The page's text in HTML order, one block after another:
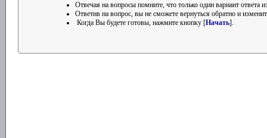
Отвечая на вопросы помните, что только один вариант ответа
Ответив на вопрос, вы не сможете вернуться обратно и
Когда Вы будете готовы, нажмите кнопку [Начать].